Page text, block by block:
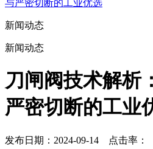
与严密切断的工业优选
新闻动态
新闻动态
刀闸阀技术解析
严密切断的工业
发布日期：2024-09-14 点击率：